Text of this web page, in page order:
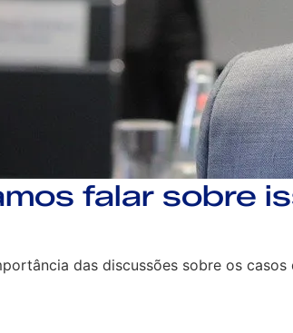
falar sobre
das discussões sobre os